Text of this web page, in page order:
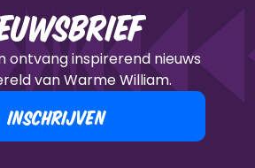
ontvang inspirerend nieuws
van Warme William.
INSCHRIJVEN